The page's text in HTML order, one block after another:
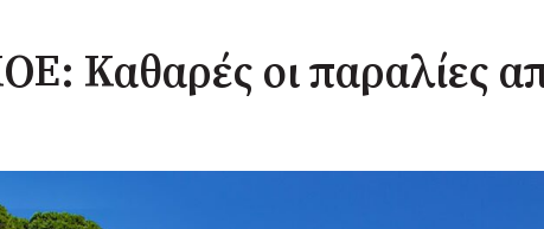
Καθαρές οι παραλίες